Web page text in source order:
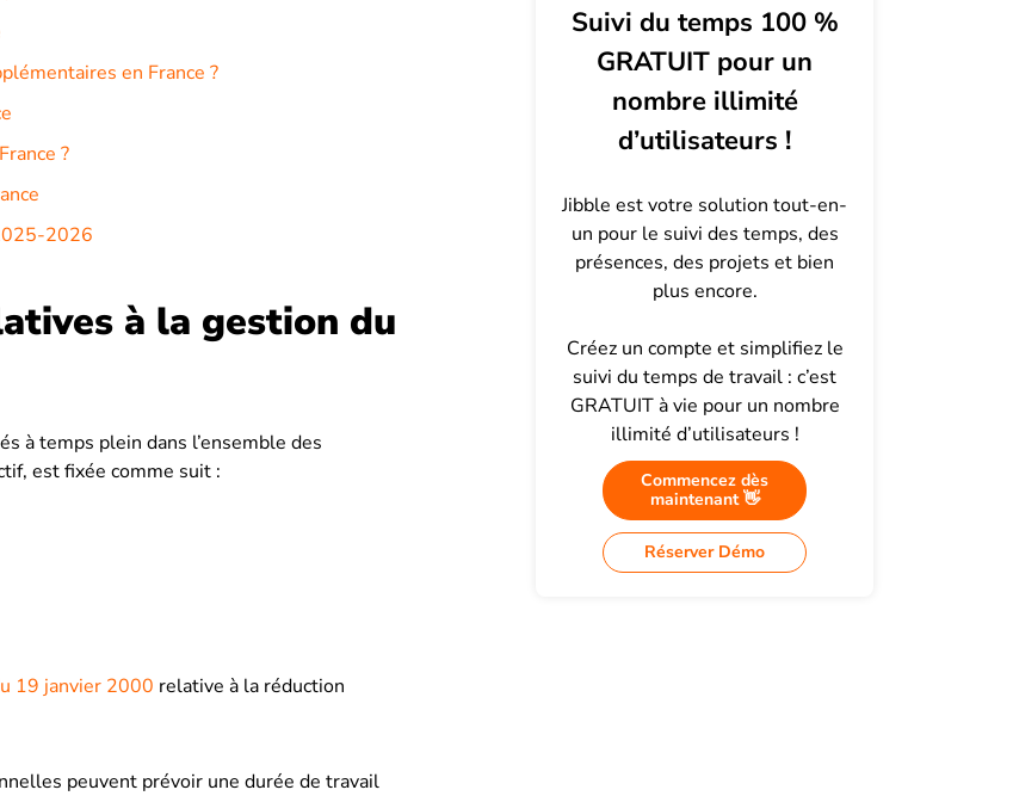
en France ?
?
2026
à la gestion du
à temps plein dans l’ensemble des
est fixée comme suit :
19 janvier 2000 relative à la réduction
peuvent prévoir une durée de travail
Suivi du temps 100 %
GRATUIT pour un
nombre illimité
d’utilisateurs !
Jibble est votre solution tout-en-
un pour le suivi des temps, des
présences, des projets et bien
plus encore.
Créez un compte et simplifiez le
suivi du temps de travail : c’est
GRATUIT à vie pour un nombre
illimité d’utilisateurs !
Commencez dès
maintenant 👋
Réserver Démo